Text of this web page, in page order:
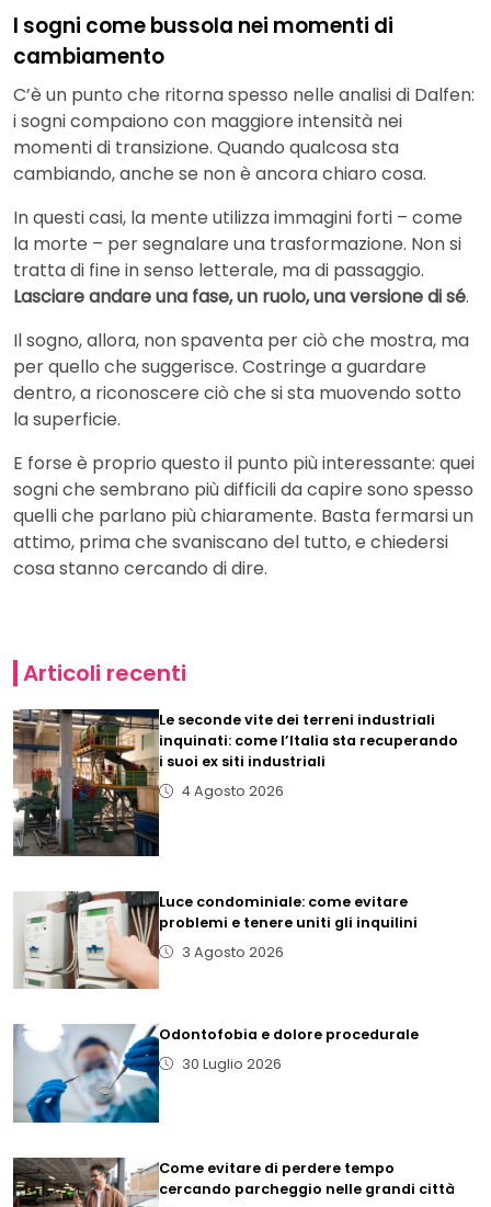
I sogni come bussola nei momenti di
cambiamento
C’è un punto che ritorna spesso nelle analisi di Dalfen:
i sogni compaiono con maggiore intensità nei
momenti di transizione. Quando qualcosa sta
cambiando, anche se non è ancora chiaro cosa.
In questi casi, la mente utilizza immagini forti – come
la morte – per segnalare una trasformazione. Non si
tratta di fine in senso letterale, ma di passaggio.
Lasciare andare una fase, un ruolo, una versione di sé.
Il sogno, allora, non spaventa per ciò che mostra, ma
per quello che suggerisce. Costringe a guardare
dentro, a riconoscere ciò che si sta muovendo sotto
la superficie.
E forse è proprio questo il punto più interessante: quei
sogni che sembrano più difficili da capire sono spesso
quelli che parlano più chiaramente. Basta fermarsi un
attimo, prima che svaniscano del tutto, e chiedersi
cosa stanno cercando di dire.
Articoli recenti
Le seconde vite dei terreni industriali
inquinati: come l’Italia sta recuperando
i suoi ex siti industriali
4 Agosto 2026
Luce condominiale: come evitare
problemi e tenere uniti gli inquilini
3 Agosto 2026
Odontofobia e dolore procedurale
30 Luglio 2026
Come evitare di perdere tempo
cercando parcheggio nelle grandi città